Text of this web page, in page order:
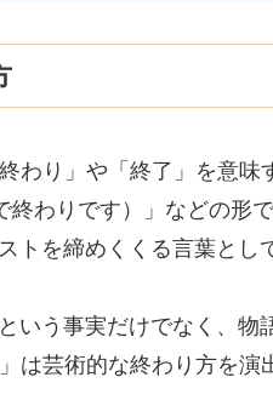
わり」や「終了」を意
終わりです）」などの形
トを締めくくる言葉とし
いう事実だけでなく、
は芸術的な終わり方を